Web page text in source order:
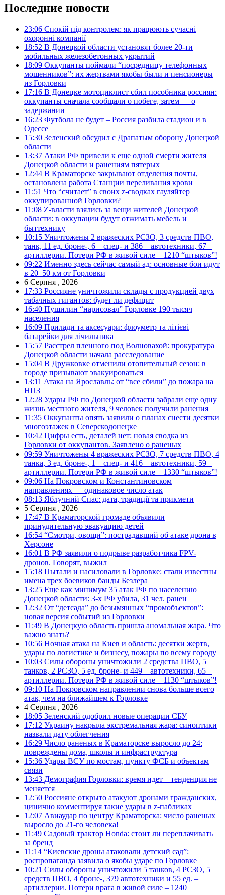
Последние новости
23:06 Спокій під контролем: як працюють сучасні
охоронні компанії
18:52 В Донецкой области установят более 20-ти
мобильных железобетонных укрытий
18:09 Оккупанты поймали “посредницу телефонных
мошенников”: их жертвами якобы были и пенсионеры
из Горловки
17:16 В Донецке мотоциклист сбил пособника россиян:
оккупанты сначала сообщали о побеге, затем — о
задержании
16:23 Футбола не будет – Россия разбила стадион и в
Одессе
15:30 Зеленский обсудил с Драпатым оборону Донецкой
области
13:37 Атаки РФ привели к еще одной смерти жителя
Донецкой области и ранениям пятерых
12:44 В Краматорске закрывают отделения почты,
остановлена работа Станции переливания крови
11:51 Что “считает” в своих z-сводках гауляйтер
оккупированной Горловки?
11:08 Z-власти взялись за вещи жителей Донецкой
области: в оккупации будут отжимать мебель и
быттехнику
10:15 Уничтожены 2 вражеских РСЗО, 3 средств ПВО,
танк, 11 ед. броне-, 6 – спец- и 386 – автотехники, 67 –
артиллерии. Потери РФ в живой силе – 1210 “штыков”!
09:22 Именно здесь сейчас самый ад: основные бои идут
в 20–50 км от Горловки
6 Серпня , 2026
17:33 Россияне уничтожили склады с продукцией двух
табачных гигантов: будет ли дефицит
16:40 Пушилин “нарисовал” Горловке 190 тысяч
населения
16:09 Прилади та аксесуари: флоуметр та літієві
батарейки для лічильника
15:57 Расстрел пленного под Волновахой: прокуратура
Донецкой области начала расследование
15:04 В Дружковке отменили отопительный сезон: в
городе призывают эвакуироваться
13:11 Атака на Ярославль: от “все сбили” до пожара на
НПЗ
12:28 Удары РФ по Донецкой области забрали еще одну
жизнь местного жителя, 9 человек получили ранения
11:35 Оккупанты опять заявили о планах снести десятки
многоэтажек в Северскодонецке
10:42 Цифры есть, деталей нет: новая сводка из
Горловки от оккупантов. Заявлено о раненых
09:59 Уничтожены 4 вражеских РСЗО, 7 средств ПВО, 4
танка, 3 ед. броне-, 1 – спец- и 416 – автотехники, 59 –
артиллерии. Потери РФ в живой силе – 1330 “штыков”!
09:06 На Покровском и Константиновском
направлениях — одинаковое число атак
08:13 Яблучний Спас: дата, традиції та прикмети
5 Серпня , 2026
17:47 В Краматорской громаде объявили
принудительную эвакуацию детей
16:54 “Смотри, овощи”: пострадавший об атаке дрона в
Херсоне
16:01 В РФ заявили о подрыве разработчика FPV-
дронов. Говорят, выжил
15:18 Пытали и насиловали в Горловке: стали известны
имена трех боевиков банды Безлера
13:25 Еще как минимум 35 атак РФ по населению
Донецкой области: 3-х РФ убила, 31 чел. ранен
12:32 От “детсада” до безымянных “промобъектов”:
новая версия событий из Горловки
11:49 В Донецкую область пришла аномальная жара. Что
важно знать?
10:56 Ночная атака на Киев и область: десятки жертв,
удары по логистике и бизнесу, пожары по всему городу
10:03 Силы обороны уничтожили 2 средства ПВО, 5
танков, 2 РСЗО, 5 ед. броне- и 449 – автотехники, 65 –
артиллерии. Потери РФ в живой силе – 1130 “штыков”!
09:10 На Покровском направлении снова больше всего
атак, чем на ближайшем к Горловке
4 Серпня , 2026
18:05 Зеленский одобрил новые операции СБУ
17:12 Украину накрыла экстремальная жара: синоптики
назвали дату облегчения
16:29 Число раненых в Краматорске выросло до 24:
повреждены дома, школы и инфраструктура
15:36 Удары ВСУ по мостам, пункту ФСБ и объектам
связи
13:43 Демография Горловки: время идет – тенденция не
меняется
12:50 Россияне открыто атакуют дронами гражданских,
цинично комментируя такие удары в z-пабликах
12:07 Авиаудар по центру Краматорска: число раненых
выросло до 21-го человека!
11:49 Садовый трактор Honda: стоит ли переплачивать
за бренд
11:14 “Киевские дроны атаковали детский сад”:
роспропаганда заявила о якобы ударе по Горловке
10:21 Силы обороны уничтожили 5 танков, 4 РСЗО, 5
средств ПВО, 4 броне-, 379 автотехники и 55 ед. –
артиллерии. Потери врага в живой силе – 1240